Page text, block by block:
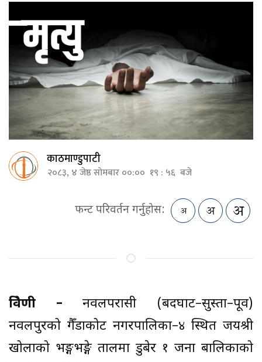
काठमाण्डुपाटी
२०८३, ४ जेष्ठ सोमबार ००:०० १९ : ५६ बजे
फन्ट परिवर्तन गर्नुहोस:
त्रिवेणी – नवलपरासी (बर्दघाट–सुस्ता–पूर्व)
नवलपुरको गैँडाकोट नगरपालिका–४ स्थित जयश्री
खोलाको भङ्गभङ्गे तालमा डुबेर १ जना बालिकाको